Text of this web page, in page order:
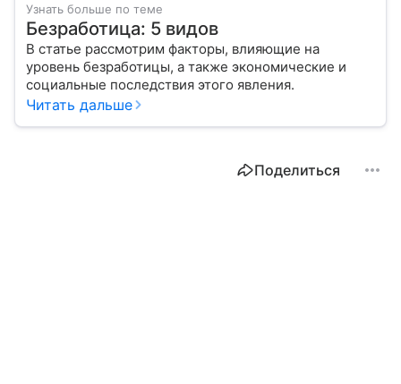
Узнать больше по теме
Безработица: 5 видов
В статье рассмотрим факторы, влияющие на
уровень безработицы, а также экономические и
социальные последствия этого явления.
Читать дальше
Поделиться